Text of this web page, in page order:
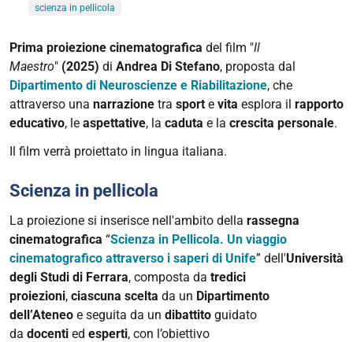
scienza in pellicola
https://www.unife.it/it/eventi/2026/gennaio/scienza-
pellicola-
il-
maestro-
neuroscienze
Scienza
pellicola
Prima
proiezione
"Il
Maestro"
-
Dipartimento
di
Prima proiezione cinematografica del film "Il
Maestro" (2025) di Andrea Di Stefano, proposta dal
Dipartimento di Neuroscienze e Riabilitazione, che
attraverso una narrazione tra sport e vita esplora il rapporto
educativo, le aspettative, la caduta e la crescita personale.
Il film verrà proiettato in lingua italiana.
Scienza in pellicola
La proiezione si inserisce nell'ambito della rassegna
cinematografica “Scienza in Pellicola. Un viaggio
cinematografico attraverso i saperi di Unife” dell'Università
degli Studi di Ferrara, composta da tredici
proiezioni, ciascuna scelta da un Dipartimento
dell’Ateneo e seguita da un dibattito guidato
da docenti ed esperti, con l’obiettivo